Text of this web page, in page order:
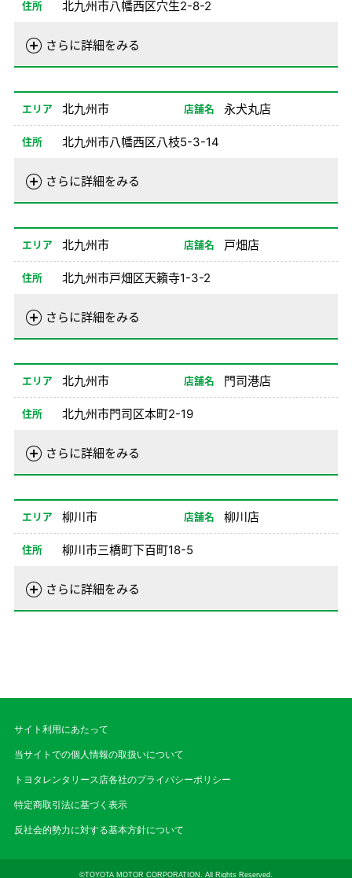
住所 北九州市八幡西区穴生2-8-2
さらに詳細をみる
電話番号 093-621-0100
08/26-12/31 08:00-20:00
備考
エリア 北九州市 店舗名 永犬丸店
住所 北九州市八幡西区八枝5-3-14
さらに詳細をみる
電話番号 093-692-2700
08/26-12/31 08:00-20:00
備考
エリア 北九州市 店舗名 戸畑店
住所 北九州市戸畑区天籟寺1-3-2
さらに詳細をみる
電話番号 093-861-0100
08/26-12/31 08:00-20:00
備考
エリア 北九州市 店舗名 門司港店
住所 北九州市門司区本町2-19
さらに詳細をみる
電話番号 093-321-0077
08/26-12/31 08:00-20:00
備考
エリア 柳川市 店舗名 柳川店
住所 柳川市三橋町下百町18-5
さらに詳細をみる
電話番号 0944-74-0100
サイト利用にあたって
当サイトでの個人情報の取扱いについて
トヨタレンタリース店各社のプライバシーポリシー
特定商取引法に基づく表示
反社会的勢力に対する基本方針について
©TOYOTA MOTOR CORPORATION. All Rights Reserved.